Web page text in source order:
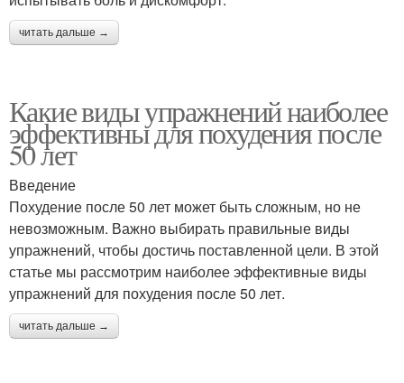
читать дальше →
Какие виды упражнений наиболее
эффективны для похудения после
50 лет
Введение
Похудение после 50 лет может быть сложным, но не
невозможным. Важно выбирать правильные виды
упражнений, чтобы достичь поставленной цели. В этой
статье мы рассмотрим наиболее эффективные виды
упражнений для похудения после 50 лет.
читать дальше →